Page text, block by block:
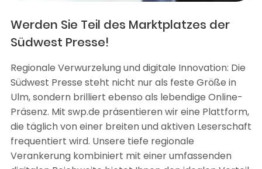
Werden Sie Teil des Marktplatzes der
Südwest Presse!
Regionale Verwurzelung und digitale Innovation: Die
Südwest Presse steht nicht nur als feste Größe in
Ulm, sondern brilliert ebenso als lebendige Online-
Präsenz. Mit swp.de präsentieren wir eine Plattform,
die täglich von einer breiten und aktiven Leserschaft
frequentiert wird. Unsere tiefe regionale
Verankerung kombiniert mit einer umfassenden